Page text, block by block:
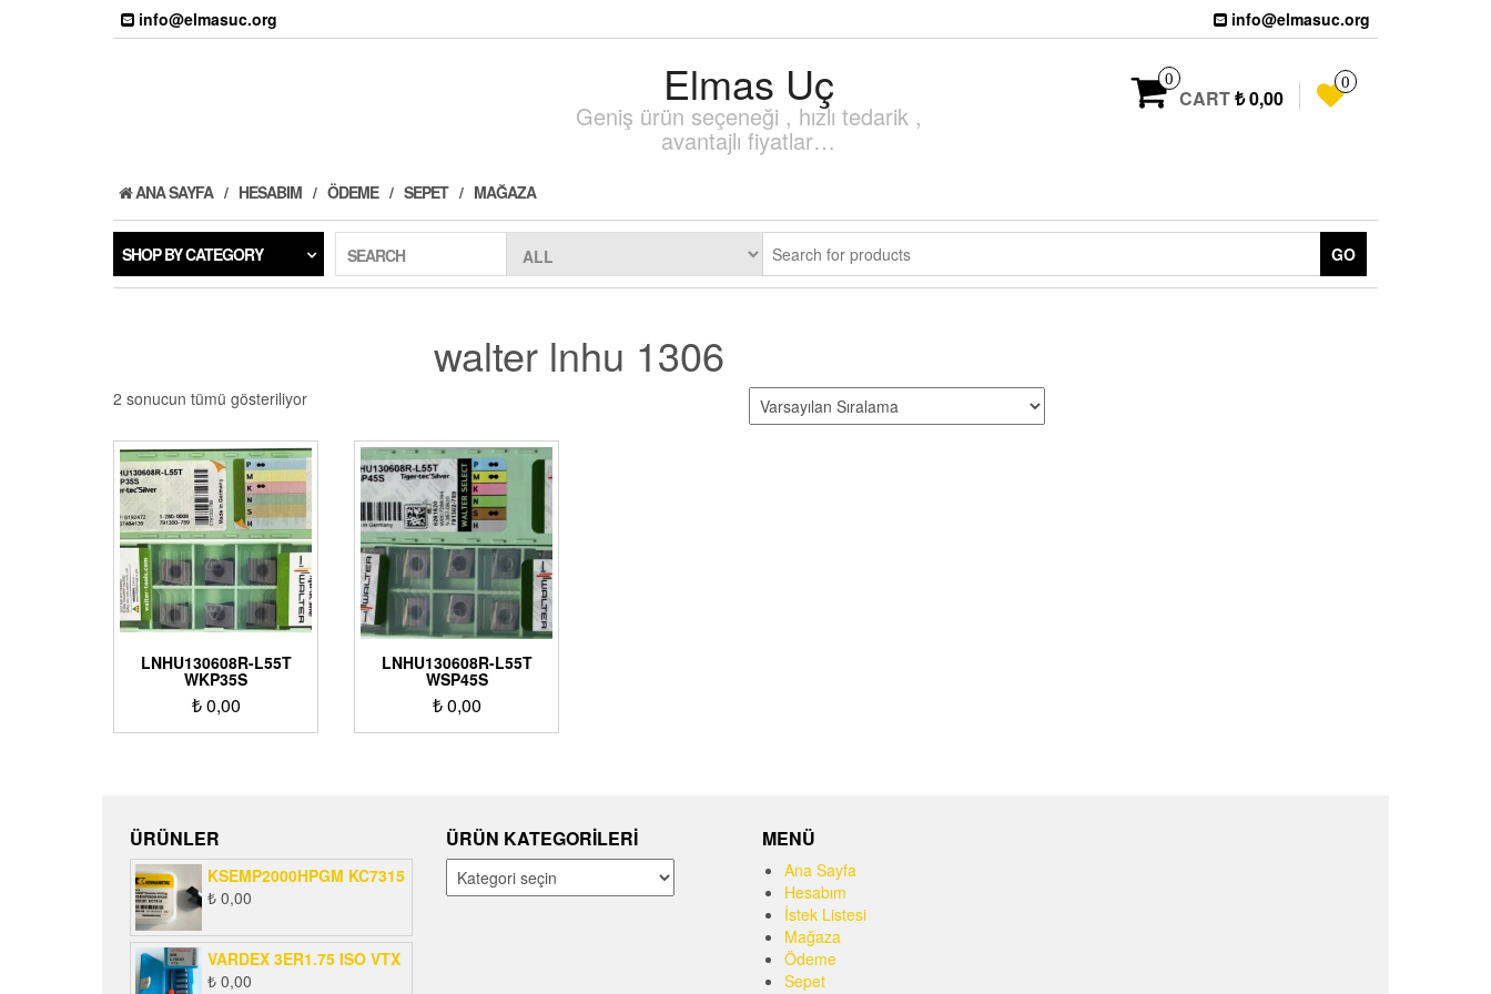
info@elmasuc.org info@elmasuc.org
Elmas Uç
Geniş ürün seçeneği , hızlı tedarik ,
avantajlı fiyatlar…
0
CART₺ 0,00
0
ANA SAYFA HESABIM ÖDEME SEPET MAĞAZA
SHOP BY CATEGORY SEARCH GO
walter lnhu 1306
2 sonucun tümü gösteriliyor
LNHU130608R-L55T
WKP35S
₺0,00
LNHU130608R-L55T
WSP45S
₺0,00
ÜRÜNLER
KSEMP2000HPGM KC7315
₺ 0,00
VARDEX 3ER1.75 ISO VTX
₺ 0,00
ÜRÜN KATEGORILERI MENÜ
Ana Sayfa
Hesabım
İstek Listesi
Mağaza
Ödeme
Sepet